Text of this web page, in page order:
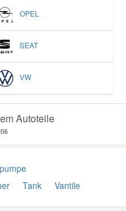
OPEL
SEAT
VW
Autoteile
Tank Vantile